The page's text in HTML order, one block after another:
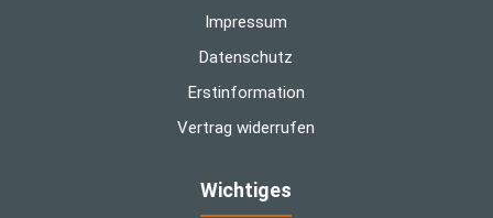
Impressum
Datenschutz
Erstinformation
Vertrag widerrufen
Wichtiges